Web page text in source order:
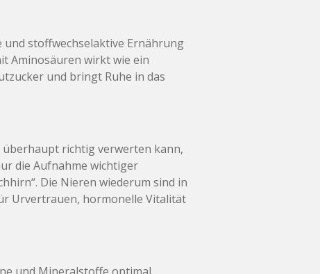
und stoffwechselaktive Ernährung
Aminosäuren wirkt wie ein
und bringt Ruhe in das
überhaupt richtig verwerten kann,
die Aufnahme wichtiger
Die Nieren wiederum sind in
Urvertrauen, hormonelle Vitalität